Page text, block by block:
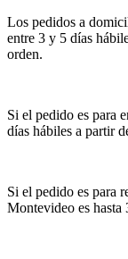
Los pedidos a
entre 3 y 5 días
orden.
Si el pedido es para
días hábiles a partir
Si el pedido es para
Montevideo es hasta